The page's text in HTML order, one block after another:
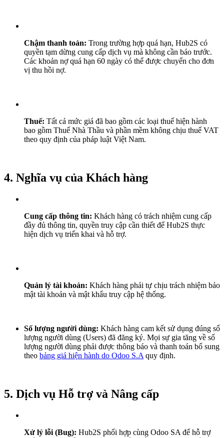
Chậm thanh toán: Trong trường hợp quá hạn, Hub2S có
quyền tạm dừng cung cấp dịch vụ mà không cần báo trước.
Các khoản nợ quá hạn 60 ngày có thể được chuyển cho đơn
vị thu hồi nợ.
Thuế: Tất cả mức giá đã bao gồm các loại thuế hiện hành
bao gồm Thuế Nhà Thầu và phần mềm không chịu thuế VAT
theo quy định của pháp luật Việt Nam.
4. Nghĩa vụ của Khách hàng
Cung cấp thông tin: Khách hàng có trách nhiệm cung cấp
đầy đủ thông tin, quyền truy cập cần thiết để Hub2S thực
hiện dịch vụ triển khai và hỗ trợ.
Quản lý tài khoản: Khách hàng phải tự chịu trách nhiệm bảo
mật tài khoản và mật khẩu truy cập hệ thống.
Số lượng người dùng: Khách hàng cam kết sử dụng đúng số
lượng người dùng (Users) đã đăng ký. Mọi sự gia tăng về số
lượng người dùng phải được thông báo và thanh toán bổ sung
theo bảng giá hiện hành do Odoo S.A quy định.
5. Dịch vụ Hỗ trợ và Nâng cấp
Xử lý lỗi (Bug): Hub2S phối hợp cùng Odoo SA để hỗ trợ